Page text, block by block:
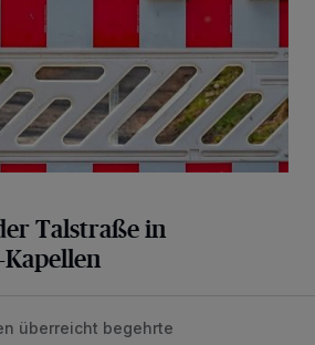
Talstraße in
für den Artenschutz gewürdigt
überreicht begehrte